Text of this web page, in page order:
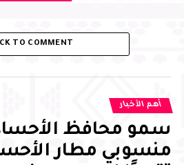
RELATED TOPICS:
TO COMMENT
أهم الأخبار
سمو محافظ
منسوبي مطار